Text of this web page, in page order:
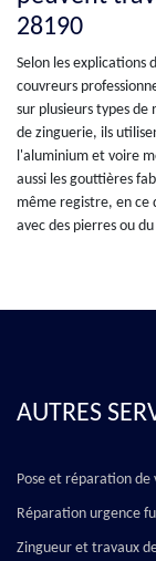
28190
Selon les explications
couvreurs
sur plusieurs types
de zinguerie, ils
l'aluminium et voire
aussi les gouttières
même registre, en ce
avec des pierres ou
AUTRES
Pose et réparation
Réparation urgence
Zingueur et travaux